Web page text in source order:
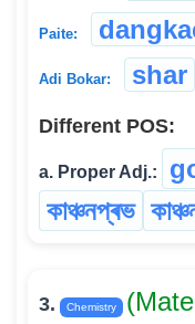
Paite:
Adi Bokar: shar
Different POS:
a. Proper Adj.:
কাঞ্চনপ্ৰভ
3. Chemistry